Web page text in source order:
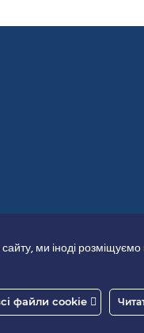
ми іноді
файли cookie